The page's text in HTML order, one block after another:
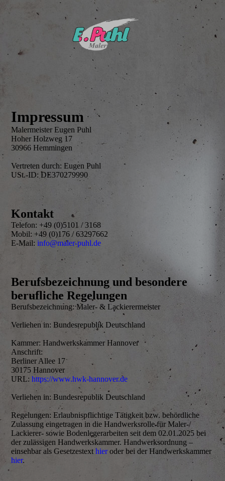
Impressum
Malermeister Eugen Puhl
Hoher Holzweg 17
30966 Hemmingen
Vertreten durch: Eugen Puhl
USt.-ID: DE370279990
Kontakt
Telefon: +49 (0)5101 / 3168
Mobil: +49 (0)176 / 63297662
E-Mail:info@maler-puhl.de
Berufsbezeichnung und besondere
berufliche Regelungen
Berufsbezeichnung: Maler- & Lackierermeister
Verliehen in: Bundesrepublik Deutschland
Kammer: Handwerkskammer Hannover
Anschrift:
Berliner Allee 17
30175 Hannover
URL:https://www.hwk-hannover.de
Verliehen in: Bundesrepublik Deutschland
Regelungen: Erlaubnispflichtige Tätigkeit bzw. behördliche
Zulassung eingetragen in die Handwerksrolle für Maler-/
Lackierer- sowie Bodenlegerarbeiten seit dem 02.01.2025 bei
der zulässigen Handwerkskammer. Handwerksordnung –
einsehbar als Gesetzestexthieroder bei der Handwerkskammer
hier.